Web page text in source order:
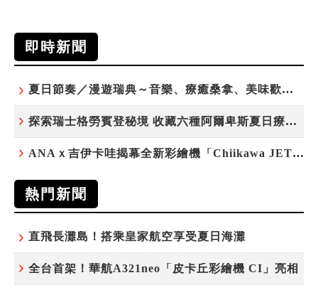
即時新聞
夏日節奏／漫遊瑞典～音樂、療癒桑拿、美味歡樂螯蝦節
探索瑞士格勞賓登秘境 收藏六種阿爾卑斯夏日療癒之旅
ANAｘ吉伊卡哇揭幕全新彩繪機「Chiikawa JET」
熱門新聞
直飛長灘島！搭乘皇家航空享受夏日海灘
全台首架！華航A321neo「皮卡丘彩繪機 CI」亮相